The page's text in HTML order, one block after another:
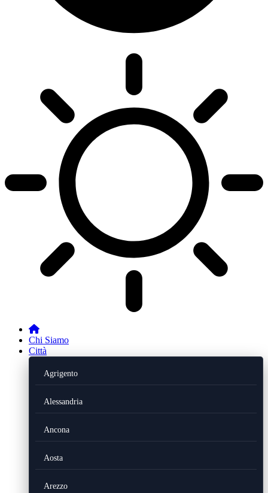
Chi Siamo
Città
Agrigento
Alessandria
Ancona
Aosta
Arezzo